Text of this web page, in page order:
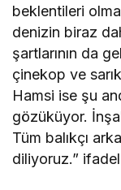
beklentileri
denizin biraz
şartlarının da
çinekop ve
Hamsi ise şu
gözüküyor.
Tüm balıkçı
diliyoruz.”